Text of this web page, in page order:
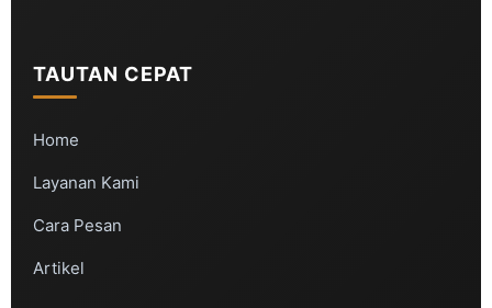
TAUTAN CEPAT
Home
Layanan Kami
Cara Pesan
Artikel